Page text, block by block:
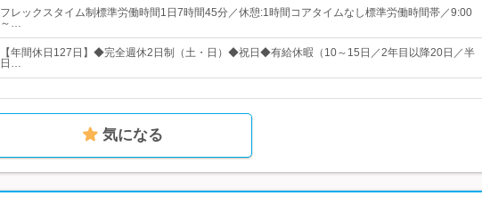
フレックスタイム制標準労働時間1日7時間45分／休憩:1時間コアタイムなし標準労働時間帯／9:00
～…
【年間休日127日】◆完全週休2日制（土・日）◆祝日◆有給休暇（10～15日／2年目以降20日／半
日…
気になる